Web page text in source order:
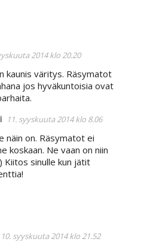
2014 klo 20.20
kaunis väritys. Räsymatot
jos hyväkuntoisia ovat
11. syyskuuta 2014 klo 8.06
näin on. Räsymatot ei
koskaan. Ne vaan on niin
Kiitos sinulle kun jätit
10. syyskuuta 2014 klo 21.52